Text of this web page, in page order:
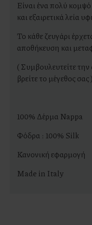
Είναι ένα πολύ
και εξαιρετικά λεία
Το κάθε ζευγάρι
αποθήκευση και
( Συμβουλευτείτε
βρείτε το μέγεθος σας )
100% Δέρμα Nappa
Φόδρα : 100% Silk
Κανονική εφαρμογή
Made in Italy